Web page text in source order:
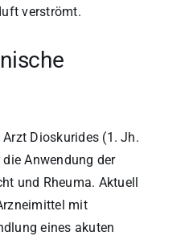
verströmt.
Dioskurides (1. Jh.
Anwendung der
und Rheuma. Aktuell
mit
eines akuten